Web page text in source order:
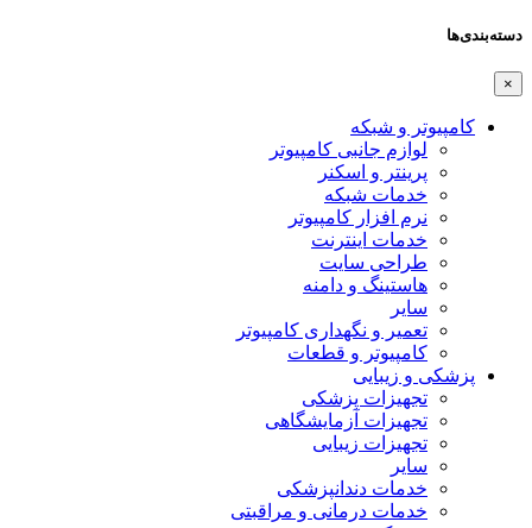
دسته‌بندی‌ها
×
کامپیوتر و شبکه
لوازم جانبی کامپیوتر
پرینتر و اسکنر
خدمات شبکه
نرم افزار کامپیوتر
خدمات اینترنت
طراحی سایت
هاستینگ و دامنه
سایر
تعمیر و نگهداری کامپیوتر
کامپیوتر و قطعات
پزشکی و زیبایی
تجهیزات پزشکی
تجهیزات آزمایشگاهی
تجهیزات زیبایی
سایر
خدمات دندانپزشکی
خدمات درمانی و مراقبتی